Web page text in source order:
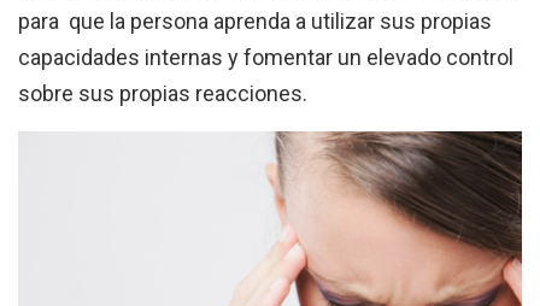
para que la persona aprenda a utilizar sus propias
capacidades internas y fomentar un elevado control
sobre sus propias reacciones.